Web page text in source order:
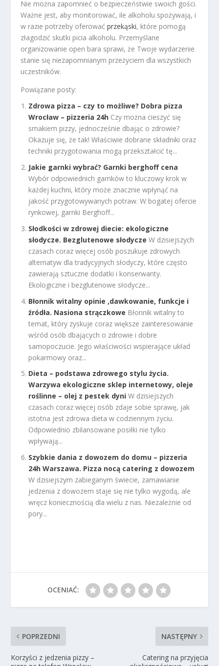
Nie można zapomnieć o bezpieczeństwie swoich gości.
Ważne jest, aby monitorować, ile alkoholu spożywają, i
w razie potrzeby oferowaćprzekąski, które pomogą
złagodzić skutki picia alkoholu. Przemyślane
organizowanie open bara sprawi, że Twoje wydarzenie
stanie się niezapomnianym przeżyciem dla wszystkich
uczestników.
Powiązane posty:
Zdrowa pizza – czy to możliwe? Dobra pizza
Wrocław – pizzeria 24h Czy można cieszyć się
smakiem pizzy, jednocześnie dbając o zdrowie?
Okazuje się, że tak! Właściwie dobrane składniki oraz
techniki przygotowania mogą przekształcić tę...
Jakie garnki wybrać? Garnki berghoff cena
Wybór odpowiednich garnków to kluczowy krok w
każdej kuchni, który może znacznie wpłynąć na
jakość przygotowywanych potraw. W bogatej ofercie
rynkowej, garnki Berghoff...
Słodkości w zdrowej diecie: ekologiczne
słodycze. Bezglutenowe słodycze W dzisiejszych
czasach coraz więcej osób poszukuje zdrowych
alternatyw dla tradycyjnych słodyczy, które często
zawierają sztuczne dodatki i konserwanty.
Ekologiczne i bezglutenowe słodycze...
Błonnik witalny opinie ,dawkowanie, funkcje i
źródła. Nasiona strączkowe Błonnik witalny to
temat, który zyskuje coraz większe zainteresowanie
wśród osób dbających o zdrowie i dobre
samopoczucie. Jego właściwości wspierające układ
pokarmowy oraz...
Dieta – podstawa zdrowego stylu życia.
Warzywa ekologiczne sklep internetowy, oleje
roślinne – olej z pestek dyni W dzisiejszych
czasach coraz więcej osób zdaje sobie sprawę, jak
istotna jest zdrowa dieta w codziennym życiu.
Odpowiednio zbilansowane posiłki nie tylko
wpływają...
Szybkie dania z dowozem do domu – pizzeria
24h Warszawa. Pizza nocą catering z dowozem
W dzisiejszym zabieganym świecie, zamawianie
jedzenia z dowozem staje się nie tylko wygodą, ale
wręcz koniecznością dla wielu z nas. Niezależnie od
pory...
OCENIAĆ:
POPRZEDNI
Korzyści z jedzenia pizzy –
NASTĘPNY
Catering na przyjęcia